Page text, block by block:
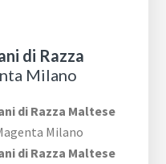
di Razza
Milano
di Razza Maltese
Milano
di Razza Maltese